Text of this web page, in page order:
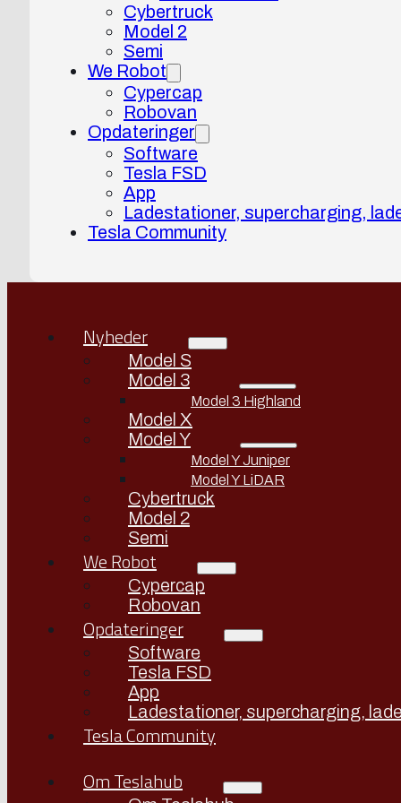
Cybertruck
Model 2
Semi
We Robot
Cypercap
Robovan
Opdateringer
Software
Tesla FSD
App
Ladestationer, supercharging,
Tesla Community
Nyheder
Model S
Model 3
Model 3 Highland
Model X
Model Y
Model Y Juniper
Model Y LiDAR
Cybertruck
Model 2
Semi
We Robot
Cypercap
Robovan
Opdateringer
Software
Tesla FSD
App
Ladestationer, supercharging,
Tesla Community
Om Teslahub